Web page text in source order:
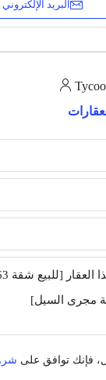
البريد الإلكتروني
فإنك توافق على